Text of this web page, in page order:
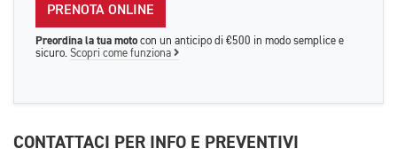
PRENOTA ONLINE
Preordina la tua moto con un anticipo di €500 in modo semplice e
sicuro. Scopri come funziona
CONTATTACI PER INFO E PREVENTIVI